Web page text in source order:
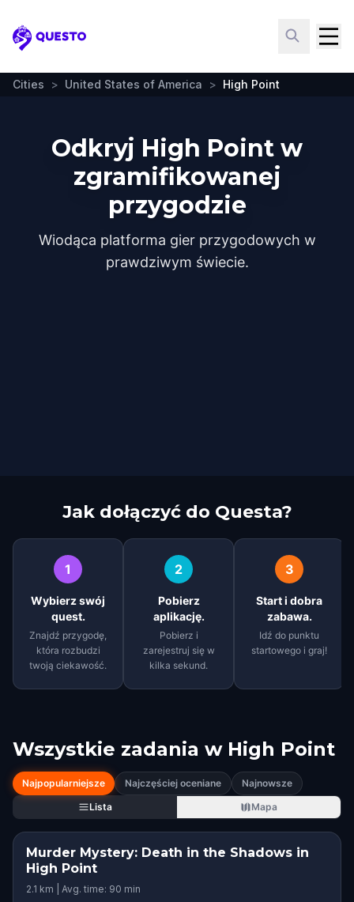
Questo
Cities > United States of America > High Point
Odkryj High Point w
zgramifikowanej
przygodzie
Wiodąca platforma gier przygodowych w
prawdziwym świecie.
Jak dołączyć do Questa?
1
Wybierz swój
quest.
Znajdź przygodę,
która rozbudzi
twoją ciekawość.
2
Pobierz
aplikację.
Pobierz i
zarejestruj się w
kilka sekund.
3
Start i dobra
zabawa.
Idź do punktu
startowego i graj!
Wszystkie zadania w High Point
Najpopularniejsze Najczęściej oceniane
Najnowsze
Lista
Mapa
Murder Mystery: Death in the Shadows in
High Point
2.1 km | Avg. time: 90 min